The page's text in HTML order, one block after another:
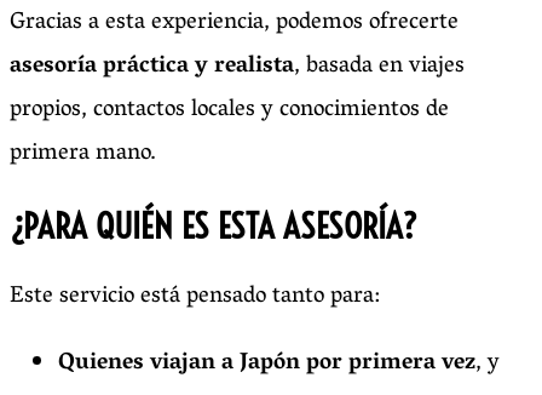
Gracias a esta experiencia, podemos ofrecerte
asesoría práctica y realista, basada en viajes
propios, contactos locales y conocimientos de
primera mano.
¿PARA QUIÉN ES ESTA ASESORÍA?
Este servicio está pensado tanto para:
Quienes viajan a Japón por primera vez, y